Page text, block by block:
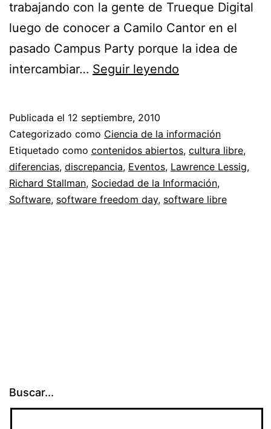
trabajando con la gente de Trueque Digital
luego de conocer a Camilo Cantor en el
pasado Campus Party porque la idea de
intercambiar… Seguir leyendo
2010
en
Manizales
//
Publicada el 12 septiembre, 2010
Categorizado como Ciencia de la información
Etiquetado como contenidos abiertos, cultura libre,
diferencias, discrepancia, Eventos, Lawrence Lessig,
Richard Stallman, Sociedad de la Información,
Software, software freedom day, software libre
Buscar...